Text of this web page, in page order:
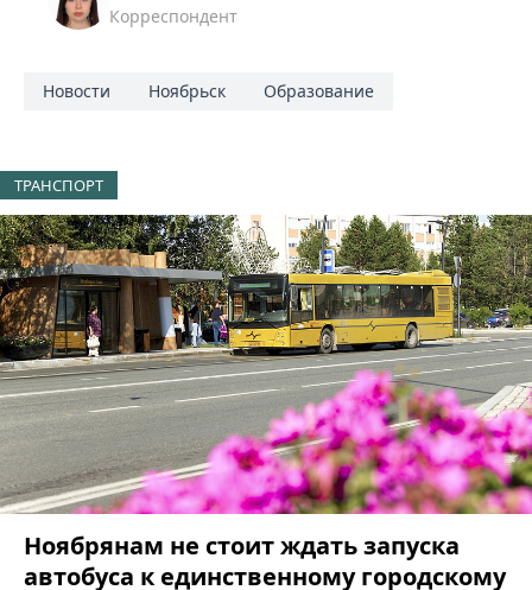
Корреспондент
Новости Ноябрьск Образование
ТРАНСПОРТ
Ноябрянам не стоит ждать запуска
автобуса к единственному городскому